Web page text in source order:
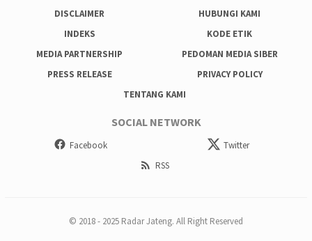
DISCLAIMER
HUBUNGI KAMI
INDEKS
KODE ETIK
MEDIA PARTNERSHIP
PEDOMAN MEDIA SIBER
PRESS RELEASE
PRIVACY POLICY
TENTANG KAMI
SOCIAL NETWORK
Facebook
Twitter
RSS
© 2018 - 2025 Radar Jateng. All Right Reserved